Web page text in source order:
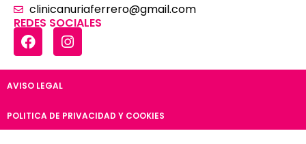
clinicanuriaferrero@gmail.com
REDES SOCIALES
AVISO LEGAL
POLITICA DE PRIVACIDAD Y COOKIES